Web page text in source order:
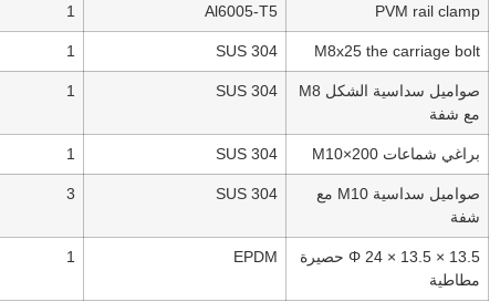
PVM rail clamp
Al6005-T5
1
M8x25 the carriage bolt
SUS 304
1
صواميل سداسية الشكل M8
مع شفة
SUS 304
1
براغي شماعات M10×200 SUS 304
1
صواميل سداسية M10 مع
شفة
SUS 304
3
Φ 24 × 13.5 × 13.5 حصيرة
مطاطية
EPDM
1